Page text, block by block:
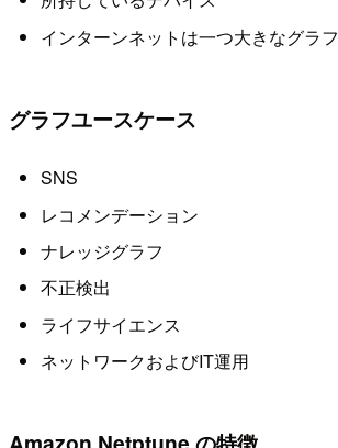
インターンネットは一つ大きなグラフ
グラフユースケース
SNS
レコメンデーション
ナレッジグラフ
不正検出
ライフサイエンス
ネットワークおよびIT運用